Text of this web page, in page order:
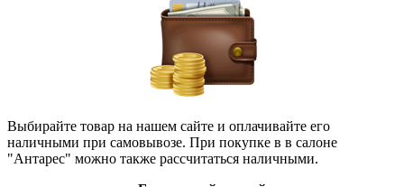
Выбирайте товар на нашем сайте и оплачивайте его
наличными при самовывозе. При покупке в в салоне
"Антарес" можно также рассчитаться наличными.